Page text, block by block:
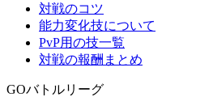
対戦のコツ
能力変化技について
PvP用の技一覧
対戦の報酬まとめ
GOバトルリーグ